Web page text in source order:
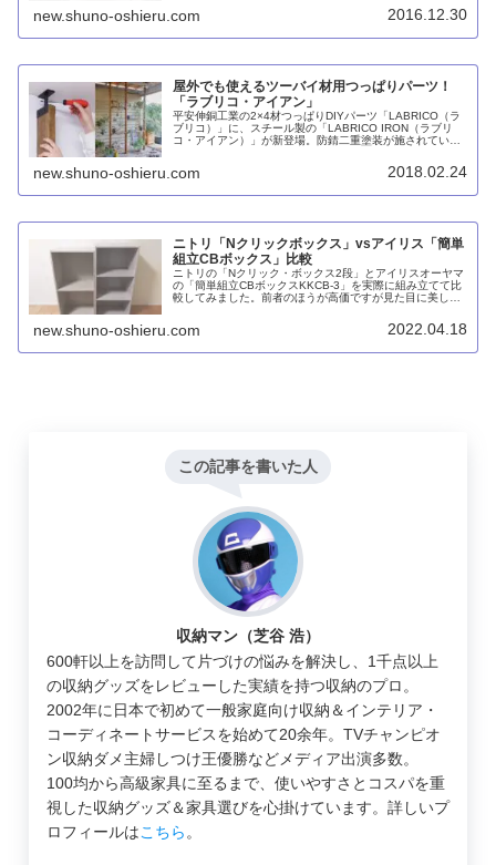
ー）、天馬・プロフィックス カバゾコなど。
new.shuno-oshieru.com 2016.12.30
屋外でも使えるツーバイ材用つっぱりパーツ！
「ラブリコ・アイアン」
平安伸銅工業の2×4材つっぱりDIYパーツ「LABRICO（ラ
ブリコ）」に、スチール製の「LABRICO IRON（ラブリ
コ・アイアン）」が新登場。防錆二重塗装が施されている
new.shuno-oshieru.com 2018.02.24
ニトリ「Nクリックボックス」vsアイリス「簡単
組立CBボックス」比較
ニトリの「Nクリック・ボックス2段」とアイリスオーヤマ
の「簡単組立CBボックスKKCB-3」を実際に組み立てて比
較してみました。前者のほうが高価ですが見た目に美しく
価格重視で後者というのもナシではないでしょう。
new.shuno-oshieru.com 2022.04.18
この記事を書いた人
収納マン（芝谷 浩）
600軒以上を訪問して片づけの悩みを解決し、1千点以上
の収納グッズをレビューした実績を持つ収納のプロ。
2002年に日本で初めて一般家庭向け収納＆インテリア・
コーディネートサービスを始めて20余年。TVチャンピオ
ン収納ダメ主婦しつけ王優勝などメディア出演多数。
100均から高級家具に至るまで、使いやすさとコスパを重
視した収納グッズ＆家具選びを心掛けています。詳しいプ
ロフィールはこちら。